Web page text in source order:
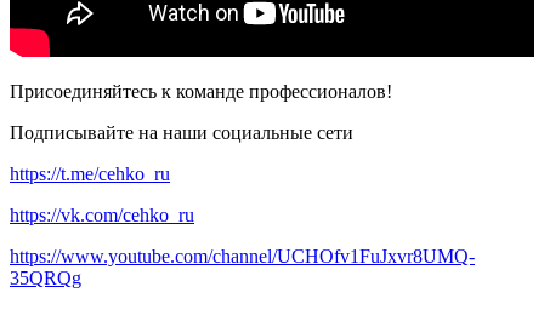
Присоединяйтесь к команде профессионалов!
Подписывайте на наши социальные сети
https://t.me/cehko_ru
https://vk.com/cehko_ru
https://www.youtube.com/channel/UCHOfv1FuJxvr8UMQ-
35QRQg